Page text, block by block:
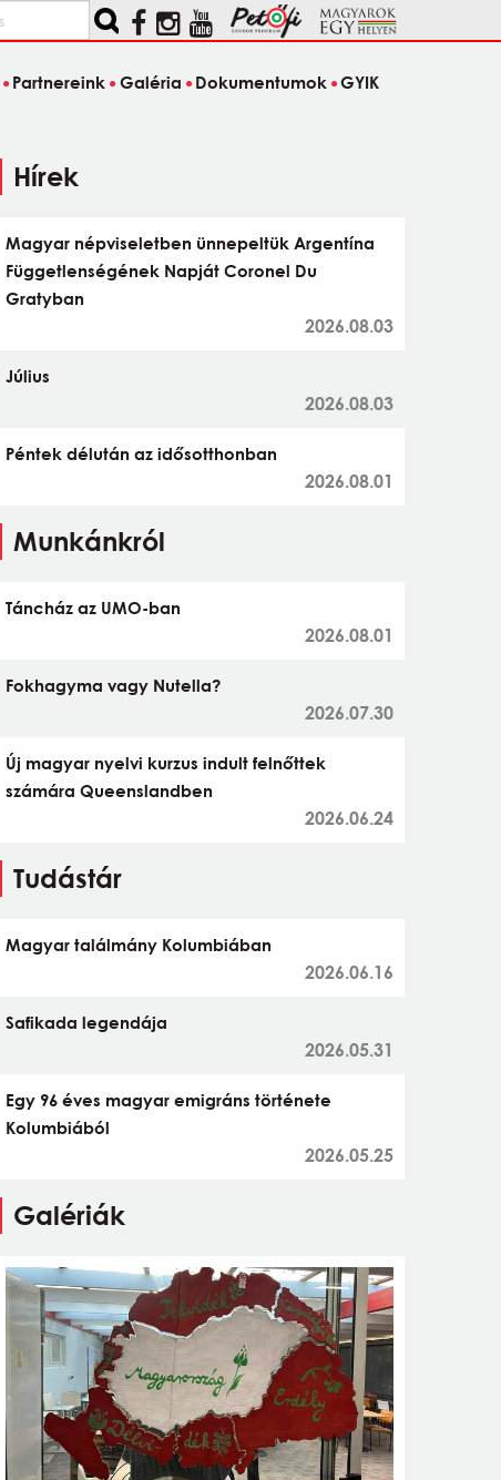
Partnereink Galéria Dokumentumok GYIK
Hírek
Magyar népviseletben ünnepeltük Argentína
Függetlenségének Napját Coronel Du
Gratyban
2026.08.03
Július
2026.08.03
Péntek délután az idősotthonban
2026.08.01
Munkánkról
Táncház az UMO-ban
2026.08.01
Fokhagyma vagy Nutella?
2026.07.30
Új magyar nyelvi kurzus indult felnőttek
számára Queenslandben
2026.06.24
Tudástár
Magyar találmány Kolumbiában
2026.06.16
Safikada legendája
2026.05.31
Egy 96 éves magyar emigráns története
Kolumbiából
2026.05.25
Galériák